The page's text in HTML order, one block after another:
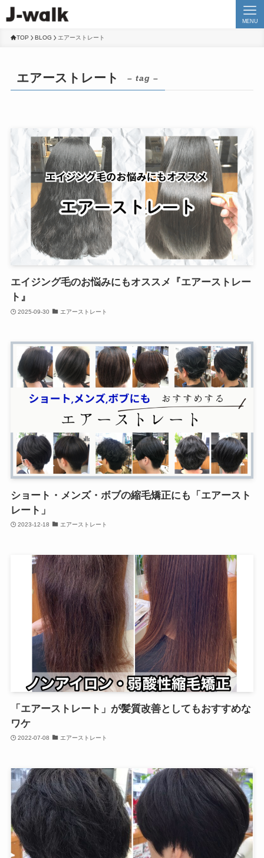
MENU
TOP BLOG エアーストレート
エアーストレート – tag –
エイジング毛のお悩みにもオススメ『エアーストレー
ト』
2025-09-30 エアーストレート
ショート・メンズ・ボブの縮毛矯正にも「エアースト
レート」
2023-12-18 エアーストレート
「エアーストレート」が髪質改善としてもおすすめな
ワケ
2022-07-08 エアーストレート